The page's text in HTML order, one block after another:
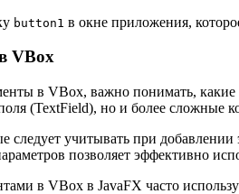
button1 в окне приложения,
VBox
в VBox, важно понимать,
(TextField), но и более сложные
следует учитывать при
позволяет эффективно
в VBox в JavaFX часто